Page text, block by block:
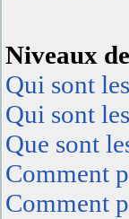
Niveaux
Qui sont
Qui sont
Que sont
Comment
Comment